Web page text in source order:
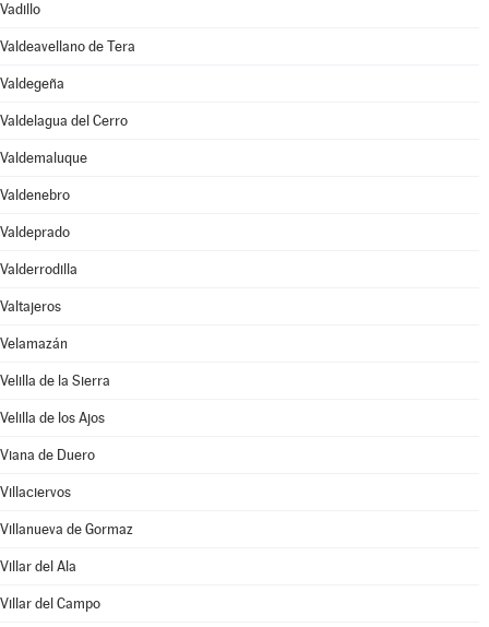
Vadillo
Valdeavellano de Tera
Valdegeña
Valdelagua del Cerro
Valdemaluque
Valdenebro
Valdeprado
Valderrodilla
Valtajeros
Velamazán
Velilla de la Sierra
Velilla de los Ajos
Viana de Duero
Villaciervos
Villanueva de Gormaz
Villar del Ala
Villar del Campo